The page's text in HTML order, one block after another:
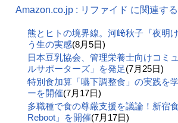
Amazon.co.jp : リファイド に関連す
熊とヒトの境界線。河﨑秋子『夜明
う生の実感(8月5日)
日本豆乳協会、管理栄養士向けコミ
ルサポーターズ」を発足(7月25日)
特別食加算「嚥下調整食」の実践を
ーを開催(7月17日)
多職種で食の尊厳支援を議論！新宿
Reboot」を開催(7月17日)